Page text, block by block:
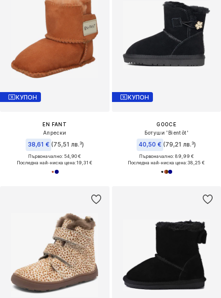
КУПОН
EN FANT
Апрески
38,61 € (75,51 лв.³)
Първоначално: 54,90 €
Последна най-ниска цена:19,31 €
КУПОН
GOOCE
Ботуши 'Bientôt'
40,50 € (79,21 лв.³)
Първоначално: 89,99 €
Последна най-ниска цена:38,25 €